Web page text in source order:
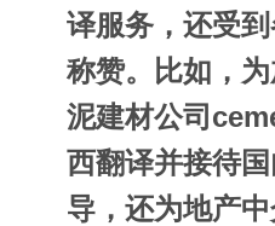
译服务，还受
称赞。比如，
泥建材公司
西翻译并接待
导，还为地产